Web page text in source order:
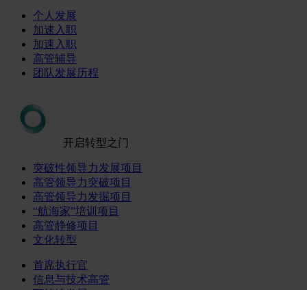
个人发展
加速入职
加速入职
高管辅导
团队发展历程
开启转型之门
突破性领导力发展项目
高管领导力突破项目
高管领导力发掘项目
“航海家”培训项目
高管静修项目
文化转型
首席执行官
信息与技术高管